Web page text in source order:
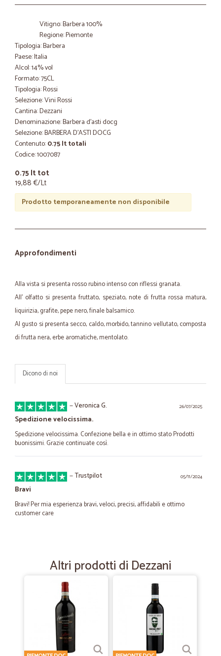
Vitigno: Barbera 100%
Regione: Piemonte
Tipologia: Barbera
Paese: Italia
Alcol: 14% vol
Formato: 75CL
Tipologia: Rossi
Selezione: Vini Rossi
Cantina: Dezzani
Denominazione: Barbera d'asti docg
Selezione: BARBERA D'ASTI DOCG
Contenuto:0.75 lt totali
Codice: 1007087
0.75 lt tot
19,88 €/Lt
Prodotto temporaneamente non disponibile
Approfondimenti
Alla vista si presenta rosso rubino intenso con riflessi granata.
All' olfatto si presenta fruttato, speziato, note di frutta rossa matura,
liquirizia, grafite, pepe nero, finale balsamico.
Al gusto si presenta secco, caldo, morbido, tannino vellutato, composta
di frutta nera, erbe aromatiche, mentolato.
Dicono di noi
26/07/2025
—Veronica G.
Spedizione velocissima.
Spedizione velocissima. Confezione bella e in ottimo stato Prodotti
buonissimi. Grazie continuate così.
05/11/2024
—Trustpilot
Bravi
Bravi! Per mia esperienza bravi, veloci, precisi, affidabili e ottimo
customer care
dita molto seria la consiglio.
dita molto seria la consiglio.
—.
Mi sono convinto ad acquistare leggendo…
Mi sono convinto ad acquistare leggendo le recensioni, e devo
confermare che il servizio è stato eccellente in tutto!!! Sicuramente
continuerò nel fare gli acquisti
Altri prodotti di Dezzani